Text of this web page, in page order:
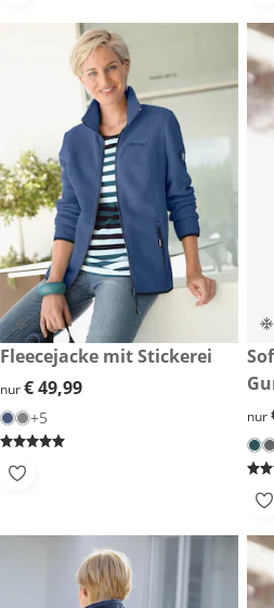
€ 49,99
Fleecejacke mit Stickerei
€ 49,99
nur€ 49,99
+5
€
€
nur